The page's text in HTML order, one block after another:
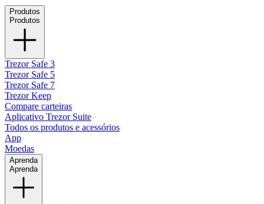
Produtos
Produtos
Trezor Safe 3
Trezor Safe 5
Trezor Safe 7
Trezor Keep
Compare carteiras
Aplicativo Trezor Suite
Todos os produtos e acessórios
App
Moedas
Aprenda
Aprenda